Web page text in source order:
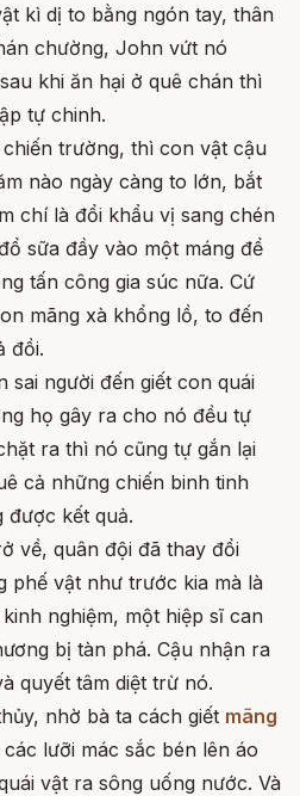
kì dị to bằng ngón tay, thân
chường, John vứt nó
khi ăn hại ở quê chán thì
tự chinh.
trường, thì con vật cậu
nào ngày càng to lớn, bắt
chí là đổi khẩu vị sang chén
sữa đầy vào một máng để
tấn công gia súc nữa. Cứ
mãng xà khổng lồ, to đến
đồi.
sai người đến giết con quái
họ gây ra cho nó đều tự
ra thì nó cũng tự gắn lại
cả những chiến binh tinh
được kết quả.
về, quân đội đã thay đổi
phế vật như trước kia mà là
nghiệm, một hiệp sĩ can
bị tàn phá. Cậu nhận ra
quyết tâm diệt trừ nó.
nhờ bà ta cách giết mãng
lưỡi mác sắc bén lên áo
vật ra sông uống nước. Và